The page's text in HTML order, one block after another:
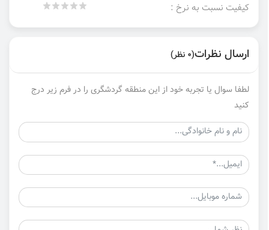
کیفیت نسبت به نرخ :
ارسال نظرات(0 نظر)
لطفا سوال یا تجربه خود از این منطقه گردشگری را در فرم زیر درج
کنید